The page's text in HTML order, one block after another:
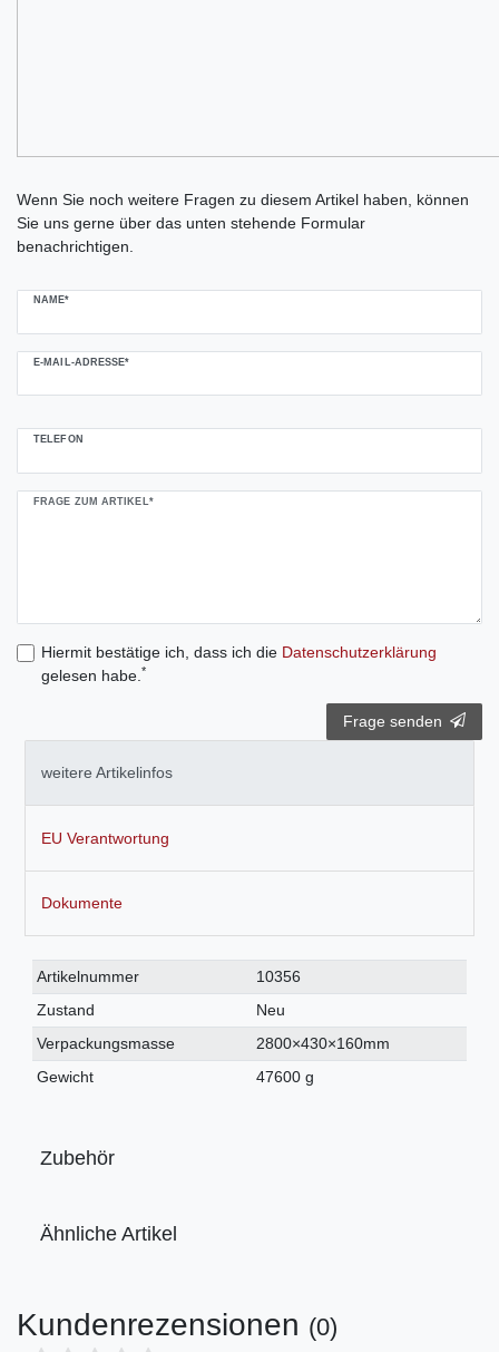
Wenn Sie noch weitere Fragen zu diesem Artikel haben, können
Sie uns gerne über das unten stehende Formular
benachrichtigen.
NAME*
E-MAIL-ADRESSE*
TELEFON
FRAGE ZUM ARTIKEL*
Hiermit bestätige ich, dass ich die Daten­schutz­erklärung
gelesen habe. *
Frage senden
weitere Artikelinfos
EU Verantwortung
Dokumente
Technisches
Merkmal
Wert
Artikelnummer
10356
Zustand
Neu
Verpackungsmasse
2800×430×160mm
Gewicht
47600 g
Zubehör
Ähnliche Artikel
Kundenrezensionen (0)